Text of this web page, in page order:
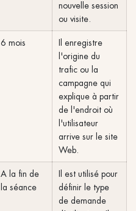
nouvelle session
ou visite.
6 mois
Il enregistre
l'origine du
trafic ou la
campagne qui
explique à partir
de l'endroit où
l'utilisateur
arrive sur le site
Web.
A la fin de
la séance
Il est utilisé pour
définir le type
de demande